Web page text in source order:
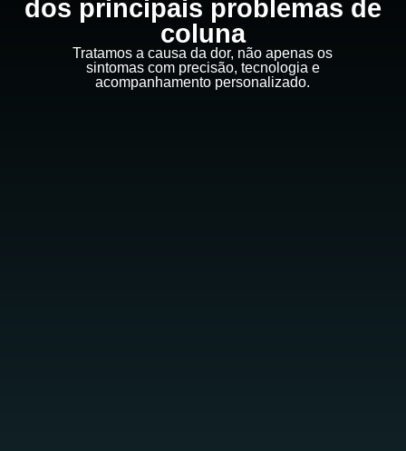
dos principais problemas de
coluna
Tratamos a causa da dor, não apenas os
sintomas com precisão, tecnologia e
acompanhamento personalizado.